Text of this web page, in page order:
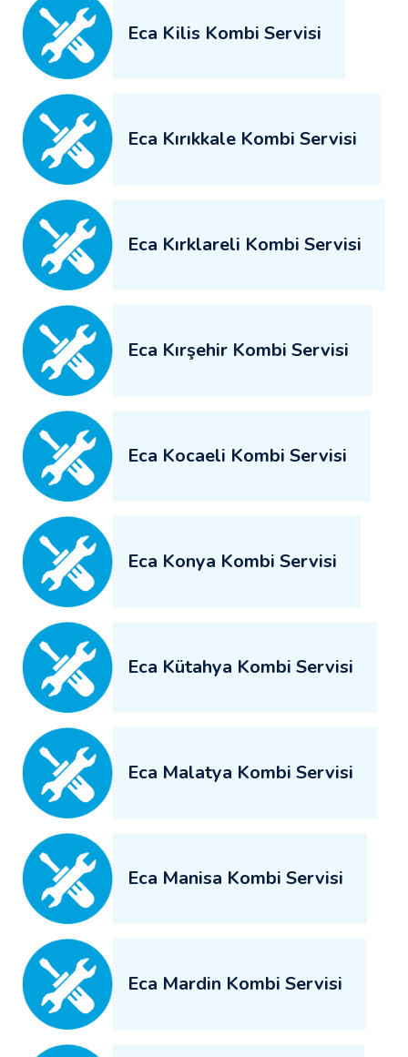
Eca Kilis Kombi Servisi
Eca Kırıkkale Kombi Servisi
Eca Kırklareli Kombi Servisi
Eca Kırşehir Kombi Servisi
Eca Kocaeli Kombi Servisi
Eca Konya Kombi Servisi
Eca Kütahya Kombi Servisi
Eca Malatya Kombi Servisi
Eca Manisa Kombi Servisi
Eca Mardin Kombi Servisi